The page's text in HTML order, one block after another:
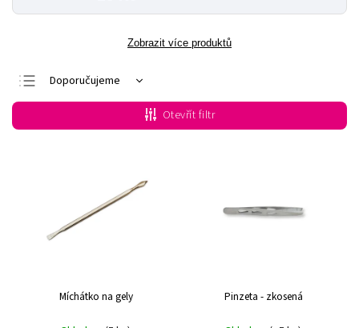
Zobrazit více produktů
Doporučujeme
Nejlevnější
Nejdražší
Otevřít filtr
Míchátko na gely Pinzeta - zkosená